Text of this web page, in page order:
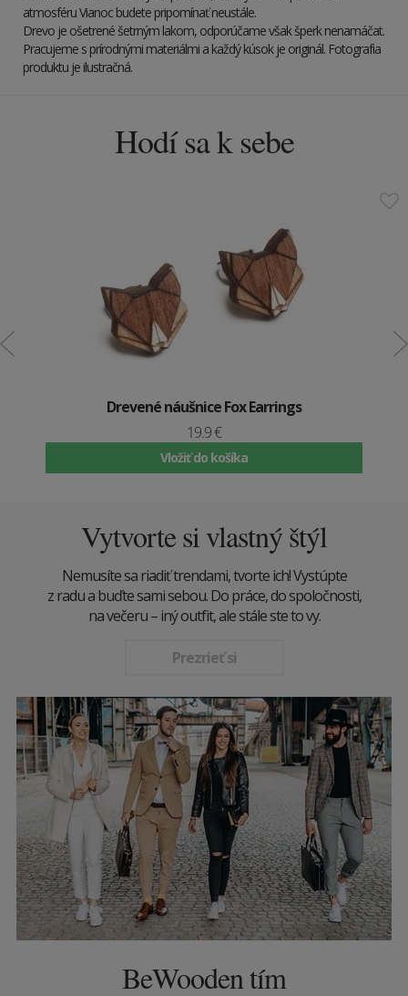
atmosféru Vianoc budete pripomínať neustále.
Drevo je ošetrené šetrným lakom, odporúčame však šperk nenamáčat.
Pracujeme s prírodnými materiálmi a každý kúsok je originál. Fotografia
produktu je ilustračná.
Hodí sa k sebe
Drevené náušnice Fox Earrings
19.9 €
Vložiť do košíka
Vytvorte si vlastný štýl
Nemusíte sa riadiť trendami, tvorte ich! Vystúpte
z radu a buďte sami sebou. Do práce, do spoločnosti,
na večeru – iný outfit, ale stále ste to vy.
Prezrieť si
BeWooden tím